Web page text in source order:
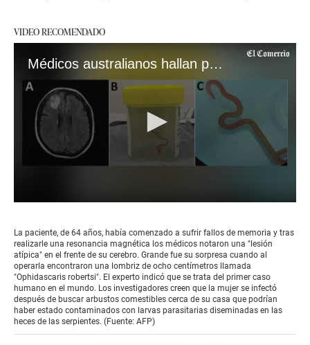
VIDEO RECOMENDADO
Médicos australianos hallan por primera vez lombriz parásita en cerebro de mujer
of
1
minute,
37
seconds
La paciente, de 64 años, había comenzado a sufrir fallos de memoria y tras
realizarle una resonancia magnética los médicos notaron una "lesión
atípica" en el frente de su cerebro. Grande fue su sorpresa cuando al
operarla encontraron una lombriz de ocho centímetros llamada
"Ophidascaris robertsi". El experto indicó que se trata del primer caso
humano en el mundo. Los investigadores creen que la mujer se infectó
después de buscar arbustos comestibles cerca de su casa que podrían
haber estado contaminados con larvas parasitarias diseminadas en las
heces de las serpientes. (Fuente: AFP)